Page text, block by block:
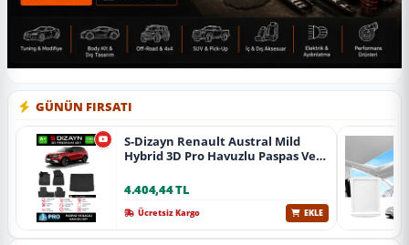
GÜNÜN FIRSATI
S-Dizayn Renault Austral Mild
Hybrid 3D Pro Havuzlu Paspas Ve
Üzeri A+ Kalite
4.404,44 TL
Ücretsiz Kargo EKLE